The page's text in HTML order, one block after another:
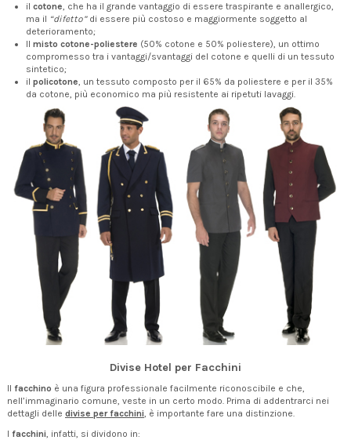
il cotone, che ha il grande vantaggio di essere traspirante e anallergico,
ma il “difetto”di essere più costoso e maggiormente soggetto al
deterioramento;
Il misto cotone-poliestere (50% cotone e 50% poliestere), un ottimo
compromesso tra i vantaggi/svantaggi del cotone e quelli di un tessuto
sintetico;
il policotone, un tessuto composto per il 65% da poliestere e per il 35%
da cotone, più economico ma più resistente ai ripetuti lavaggi.
Divise Hotel per Facchini
Il facchino è una figura professionale facilmente riconoscibile e che,
nell’immaginario comune, veste in un certo modo. Prima di addentrarci nei
dettagli delle divise per facchini, è importante fare una distinzione.
I facchini , infatti, si dividono in: